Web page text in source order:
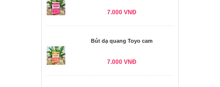
7.000 VNĐ
Bút dạ quang Toyo cam
7.000 VNĐ